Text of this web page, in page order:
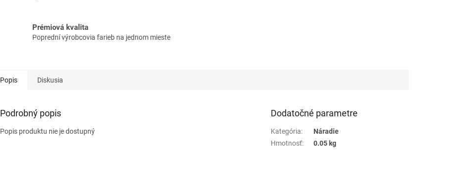
Prémiová kvalita
Poprední výrobcovia farieb na jednom mieste
Popis Diskusia
Podrobný popis
Popis produktu nie je dostupný
Dodatočné parametre
Kategória:
Náradie
Hmotnosť: 0.05 kg